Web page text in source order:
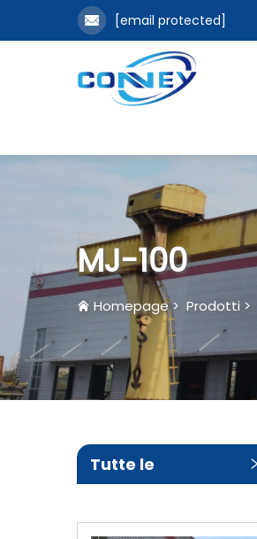
[email protected]
MJ-100
Homepage>Prodotti >
Tutte le